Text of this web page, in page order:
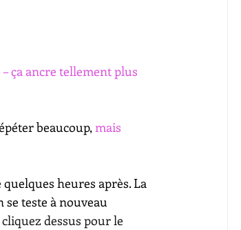
ça ancre tellement plus
beaucoup, mais
quelques heures après. La
se teste à nouveau
cliquez dessus pour le